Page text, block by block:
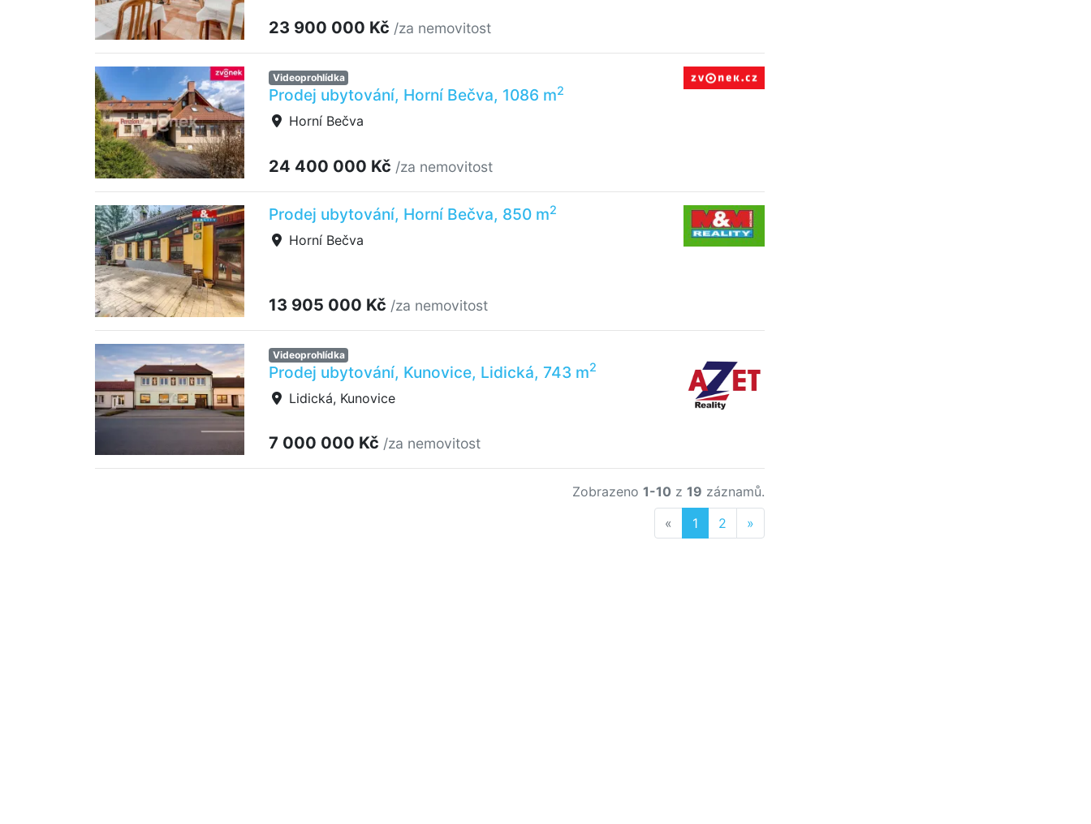
23 900 000 Kč /za nemovitost
Videoprohlídka
Prodej ubytování, Horní Bečva, 1086 m2
Horní Bečva
24 400 000 Kč /za nemovitost
Prodej ubytování, Horní Bečva, 850 m2
Horní Bečva
13 905 000 Kč /za nemovitost
Videoprohlídka
Prodej ubytování, Kunovice, Lidická, 743 m2
Lidická, Kunovice
7 000 000 Kč /za nemovitost
Zobrazeno 1-10 z 19 záznamů.
« Previous
1 2 »